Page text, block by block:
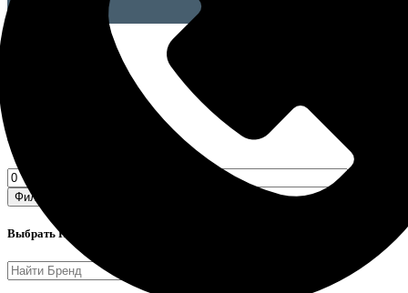
Фильтр по цене
Минимальная
цена
Максимальная
Фильтрация
Выбрать Производителя